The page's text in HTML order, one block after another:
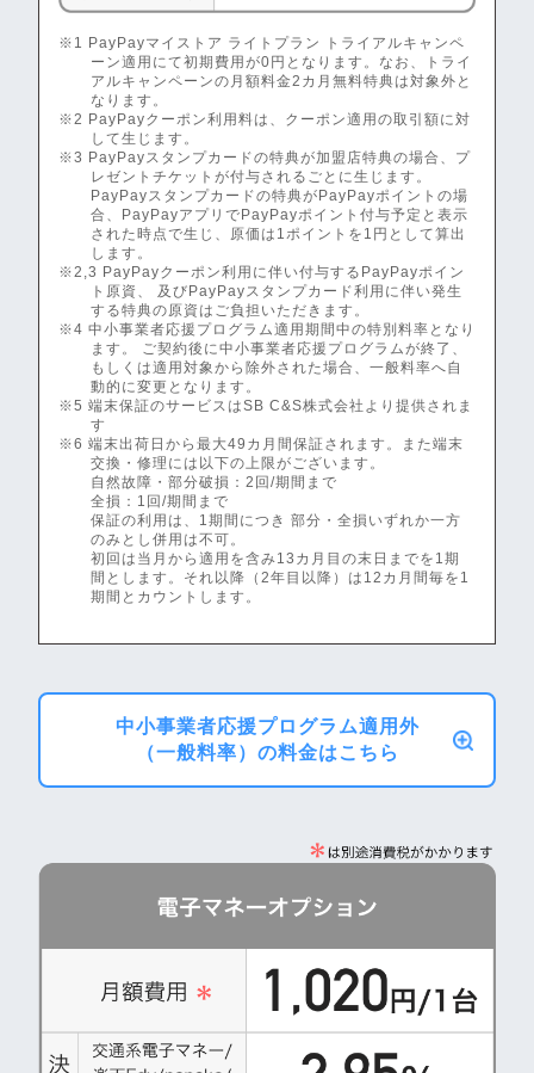
※1 PayPayマイストア ライトプラン トライアルキャンペ
ーン適用にて初期費用が0円となります。なお、トライ
アルキャンペーンの月額料金2カ月無料特典は対象外と
なります。
※2 PayPayクーポン利用料は、クーポン適用の取引額に対
して生じます。
※3 PayPayスタンプカードの特典が加盟店特典の場合、プ
レゼントチケットが付与されるごとに生じます。
PayPayスタンプカードの特典がPayPayポイントの場
合、PayPayアプリでPayPayポイント付与予定と表示
された時点で生じ、原価は1ポイントを1円として算出
します。
※2,3 PayPayクーポン利用に伴い付与するPayPayポイン
ト原資、 及びPayPayスタンプカード利用に伴い発生
する特典の原資はご負担いただきます。
※4 中小事業者応援プログラム適用期間中の特別料率となり
ます。 ご契約後に中小事業者応援プログラムが終了、
もしくは適用対象から除外された場合、一般料率へ自
動的に変更となります。
※5 端末保証のサービスはSB C&S株式会社より提供されま
す
※6 端末出荷日から最大49カ月間保証されます。また端末
交換・修理には以下の上限がございます。
自然故障・部分破損：2回/期間まで
全損：1回/期間まで
保証の利用は、1期間につき 部分・全損いずれか一方
のみとし併用は不可。
初回は当月から適用を含み13カ月目の末日までを1期
間とします。それ以降（2年目以降）は12カ月間毎を1
期間とカウントします。
中小事業者応援プログラム適用外
（一般料率）の料金はこちら